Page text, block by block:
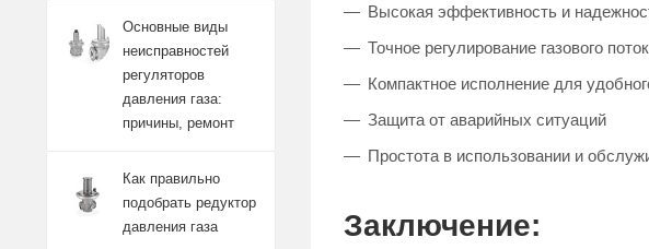
Высокая эффективность и
Точное регулирование газового
Компактное исполнение для
Защита от аварийных ситуаций
Простота в использовании и
Заключение:
Основные виды
неисправностей
регуляторов
давления газа:
причины, ремонт
Как правильно
подобрать редуктор
давления газа